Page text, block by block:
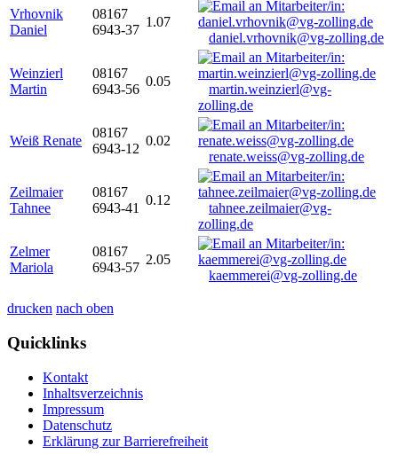
Vrhovnik
Daniel
08167
6943-37
1.07
daniel.vrhovnik@vg-zolling.de
Weinzierl
Martin
08167
6943-56
0.05
martin.weinzierl@vg-
zolling.de
Weiß Renate
08167
6943-12
0.02
renate.weiss@vg-zolling.de
Zeilmaier
Tahnee
08167
6943-41
0.12
tahnee.zeilmaier@vg-
zolling.de
Zelmer
Mariola
08167
6943-57
2.05
kaemmerei@vg-zolling.de
drucken nach oben
Quicklinks
Kontakt
Inhaltsverzeichnis
Impressum
Datenschutz
Erklärung zur Barrierefreiheit